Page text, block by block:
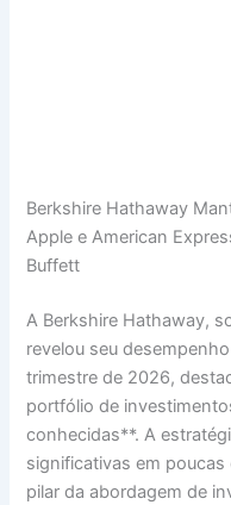
Berkshire Hathaway
Apple e American
Buffett
A Berkshire Hathaway,
revelou seu
trimestre de 2026,
portfólio de
conhecidas**. A
significativas em
pilar da abordagem de